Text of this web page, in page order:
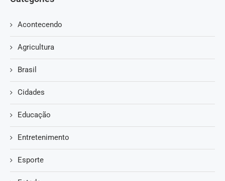
Acontecendo
Agricultura
Brasil
Cidades
Educação
Entretenimento
Esporte